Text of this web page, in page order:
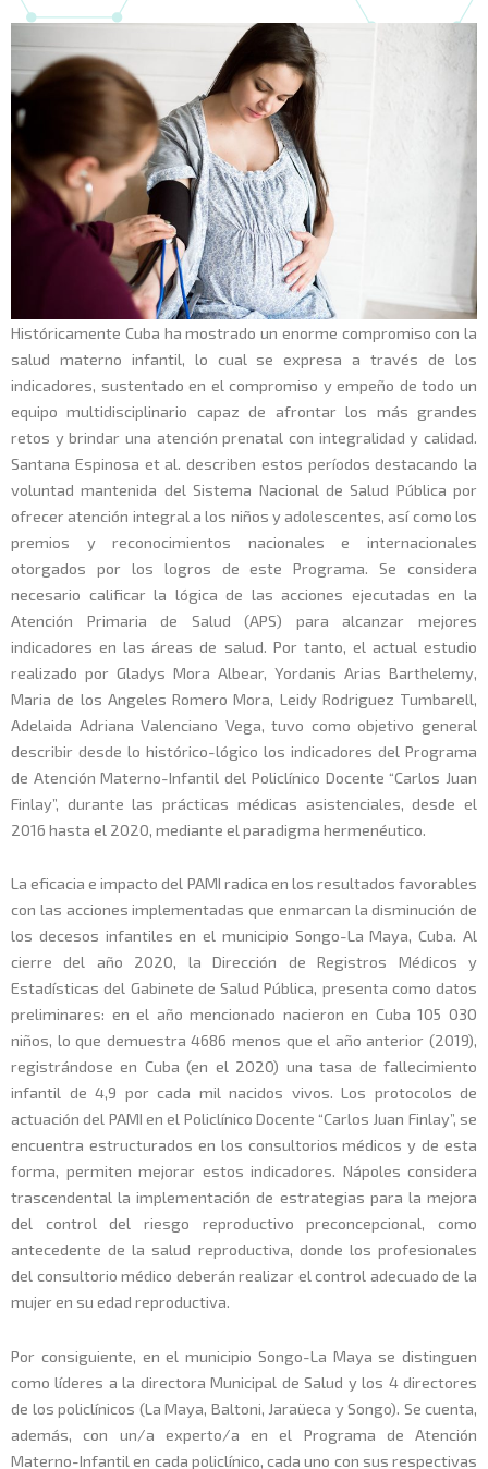
Históricamente Cuba ha mostrado un enorme compromiso con la
salud materno infantil, lo cual se expresa a través de los
indicadores, sustentado en el compromiso y empeño de todo un
equipo multidisciplinario capaz de afrontar los más grandes
retos y brindar una atención prenatal con integralidad y calidad.
Santana Espinosa et al. describen estos períodos destacando la
voluntad mantenida del Sistema Nacional de Salud Pública por
ofrecer atención integral a los niños y adolescentes, así como los
premios y reconocimientos nacionales e internacionales
otorgados por los logros de este Programa. Se considera
necesario calificar la lógica de las acciones ejecutadas en la
Atención Primaria de Salud (APS) para alcanzar mejores
indicadores en las áreas de salud. Por tanto, el actual estudio
realizado por Gladys Mora Albear, Yordanis Arias Barthelemy,
Maria de los Angeles Romero Mora, Leidy Rodriguez Tumbarell,
Adelaida Adriana Valenciano Vega, tuvo como objetivo general
describir desde lo histórico-lógico los indicadores del Programa
de Atención Materno-Infantil del Policlínico Docente “Carlos Juan
Finlay”, durante las prácticas médicas asistenciales, desde el
2016 hasta el 2020, mediante el paradigma hermenéutico.
La eficacia e impacto del PAMI radica en los resultados favorables
con las acciones implementadas que enmarcan la disminución de
los decesos infantiles en el municipio Songo-La Maya, Cuba. Al
cierre del año 2020, la Dirección de Registros Médicos y
Estadísticas del Gabinete de Salud Pública, presenta como datos
preliminares: en el año mencionado nacieron en Cuba 105 030
niños, lo que demuestra 4686 menos que el año anterior (2019),
registrándose en Cuba (en el 2020) una tasa de fallecimiento
infantil de 4,9 por cada mil nacidos vivos. Los protocolos de
actuación del PAMI en el Policlínico Docente “Carlos Juan Finlay”, se
encuentra estructurados en los consultorios médicos y de esta
forma, permiten mejorar estos indicadores. Nápoles considera
trascendental la implementación de estrategias para la mejora
del control del riesgo reproductivo preconcepcional, como
antecedente de la salud reproductiva, donde los profesionales
del consultorio médico deberán realizar el control adecuado de la
mujer en su edad reproductiva.
Por consiguiente, en el municipio Songo-La Maya se distinguen
como líderes a la directora Municipal de Salud y los 4 directores
de los policlínicos (La Maya, Baltoni, Jaraüeca y Songo). Se cuenta,
además, con un/a experto/a en el Programa de Atención
Materno-Infantil en cada policlínico, cada uno con sus respectivas